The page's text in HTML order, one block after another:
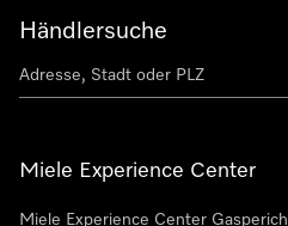
Händlersuche
Miele Experience Center
Miele Experience Center Gasperich